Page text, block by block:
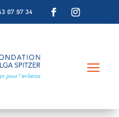
07 97 34